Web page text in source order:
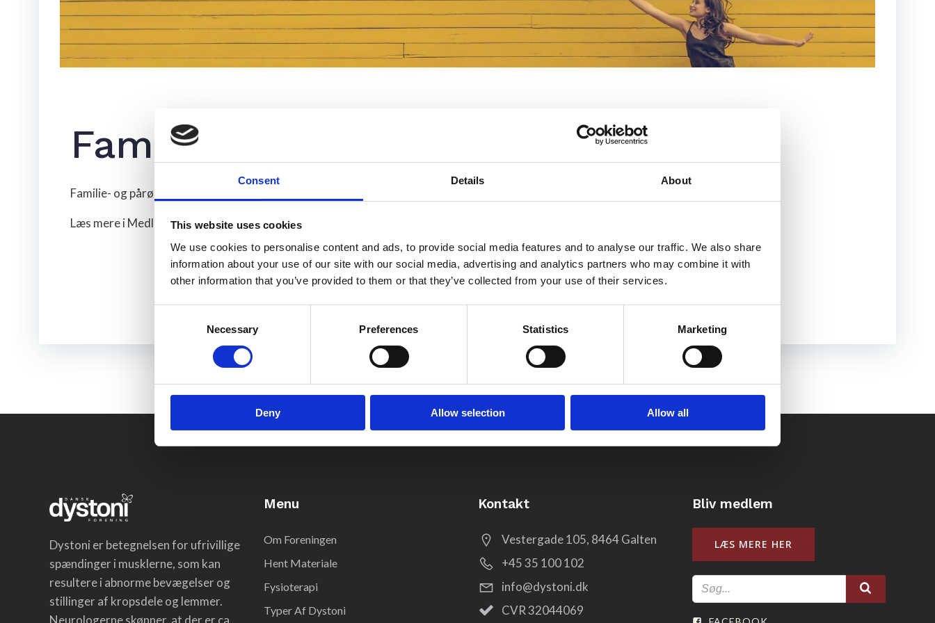
Consent Details About
This website uses cookies
We use cookies to personalise content and ads, to provide social media features and to analyse our traffic. We also share
information about your use of our site with our social media, advertising and analytics partners who may combine it with
other information that you’ve provided to them or that they’ve collected from your use of their services.
Necessary Preferences Statistics Marketing
Deny Allow selection Allow all
Familie- og pårørendedag 2025
Familie- og pårørendedag afholdes i København den 14. juni og Odense den 21. juni, skriv allerede nu datoen i kalenderen.
Læs mere i Medlemsbladet September 2024 og tilmeld dig allerede NU.
Dystoni er betegnelsen for ufrivillige
spændinger i musklerne, som kan
resultere i abnorme bevægelser og
stillinger af kropsdele og lemmer.
Neurologerne skønner, at der er ca.
Menu
Om Foreningen
Hent Materiale
Fysioterapi
Typer Af Dystoni
Kontakt
Vestergade 105, 8464 Galten
+45 35 100 102
info@dystoni.dk
CVR 32044069
Bliv medlem
LÆS MERE HER